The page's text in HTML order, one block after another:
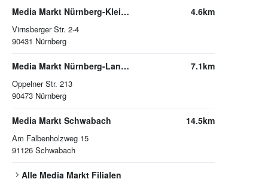
Media Markt Nürnberg-Kleinreuth
Virnsberger Str. 2-4
90431 Nürnberg
4.6km
Media Markt Nürnberg-Langwasser
Oppelner Str. 213
90473 Nürnberg
7.1km
Media Markt Schwabach
Am Falbenholzweg 15
91126 Schwabach
14.5km
Alle Media Markt Filialen